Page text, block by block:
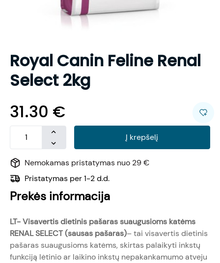
Royal Canin Feline Renal
Select 2kg
31.30 €
Į krepšelį
Nemokamas pristatymas nuo 29 €
Pristatymas per 1-2 d.d.
Prekės informacija
LT- Visavertis dietinis pašarassuaugusioms katėms
RENAL SELECT(sausas pašaras)– tai visavertis dietinis
pašaras suaugusioms katėms, skirtas palaikyti inkstų
funkciją lėtinio ar laikino inkstų nepakankamumo atveju